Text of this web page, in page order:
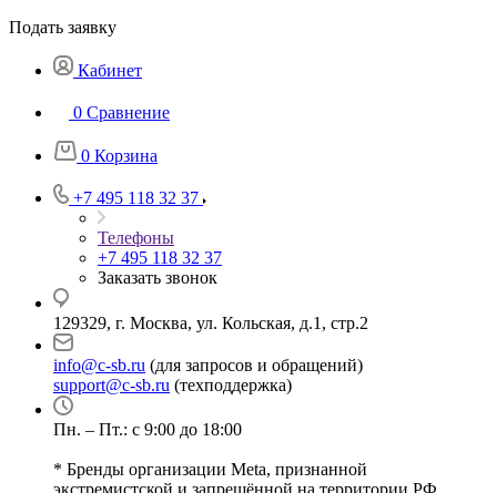
Подать заявку
Кабинет
0 Сравнение
0 Корзина
+7 495 118 32 37
Телефоны
+7 495 118 32 37
Заказать звонок
129329, г. Москва, ул. Кольская, д.1, стр.2
info@c-sb.ru (для запросов и обращений)
support@c-sb.ru (техподдержка)
Пн. – Пт.: с 9:00 до 18:00
* Бренды организации Meta, признанной
экстремистской и запрещённой на территории РФ